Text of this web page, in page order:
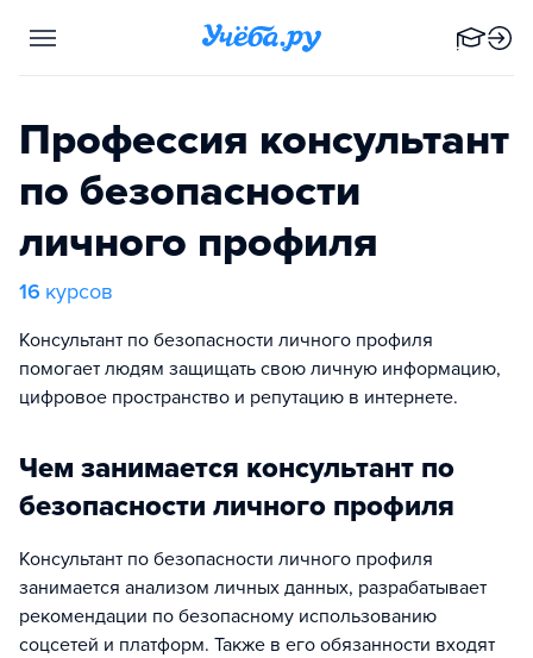
Профессия консультант
по безопасности
личного профиля
16 курсов
Консультант по безопасности личного профиля
помогает людям защищать свою личную информацию,
цифровое пространство и репутацию в интернете.
Чем занимается консультант по
безопасности личного профиля
Консультант по безопасности личного профиля
занимается анализом личных данных, разрабатывает
рекомендации по безопасному использованию
соцсетей и платформ. Также в его обязанности входят